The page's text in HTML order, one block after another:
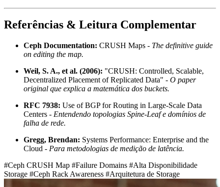
Referências & Leitura Complementar
Ceph Documentation: CRUSH Maps - The definitive guide
on editing the map.
Weil, S. A., et al. (2006): "CRUSH: Controlled, Scalable,
Decentralized Placement of Replicated Data" - O paper
original que explica a matemática dos buckets.
RFC 7938: Use of BGP for Routing in Large-Scale Data
Centers - Entendendo topologias Spine-Leaf e domínios de
falha de rede.
Gregg, Brendan: Systems Performance: Enterprise and the
Cloud - Para metodologias de medição de latência.
#Ceph CRUSH Map #Failure Domains #Alta Disponibilidade
Storage #Ceph Rack Awareness #Arquitetura de Storage